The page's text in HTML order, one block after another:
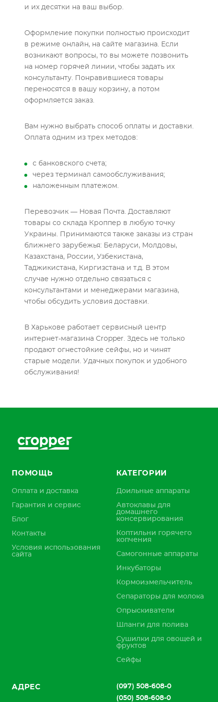
и их десятки на ваш выбор.
Оформление покупки полностью происходит
в режиме онлайн, на сайте магазина. Если
возникают вопросы, то вы можете позвонить
на номер горячей линии, чтобы задать их
консультанту. Понравившиеся товары
переносятся в вашу корзину, а потом
оформляется заказ.
Вам нужно выбрать способ оплаты и доставки.
Оплата одним из трех методов:
с банковского счета;
через терминал самообслуживания;
наложенным платежом.
Перевозчик — Новая Почта. Доставляют
товары со склада Кроппер в любую точку
Украины. Принимаются также заказы из стран
ближнего зарубежья: Беларуси, Молдовы,
Казахстана, России, Узбекистана,
Таджикистана, Киргизстана и т.д. В этом
случае нужно отдельно связаться с
консультантами и менеджерами магазина,
чтобы обсудить условия доставки.
В Харькове работает сервисный центр
интернет-магазина Cropper. Здесь не только
продают огнестойкие сейфы, но и чинят
старые модели. Удачных покупок и удобного
обслуживания!
ПОМОЩЬ
Оплата и доставка
Гарантия и сервис
Блог
Контакты
Условия использования
сайта
КАТЕГОРИИ
Доильные аппараты
Автоклавы для
домашнего
консервирования
Коптильни горячего
копчения
Самогонные аппараты
Инкубаторы
Кормоизмельчитель
Сепараторы для молока
Опрыскиватели
Шланги для полива
Сушилки для овощей и
фруктов
Сейфы
АДРЕС
(097) 508-608-0
(050) 508-608-0